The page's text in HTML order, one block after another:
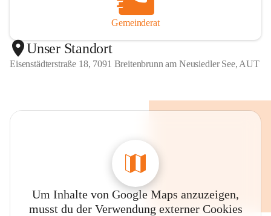
Gemeinderat
Unser Standort
Eisenstädterstraße 18, 7091 Breitenbrunn am Neusiedler See, AUT
Um Inhalte von Google Maps anzuzeigen,
musst du der Verwendung externer Cookies